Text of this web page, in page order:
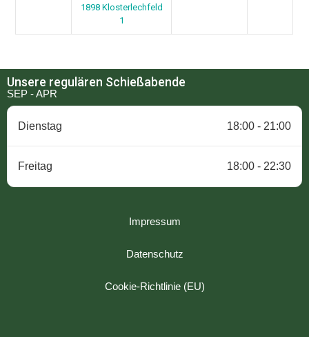
1898 Klosterlechfeld
1
Unsere regulären Schießabende
SEP - APR
Dienstag 18:00 - 21:00
Freitag 18:00 - 22:30
Impressum
Datenschutz
Cookie-Richtlinie (EU)